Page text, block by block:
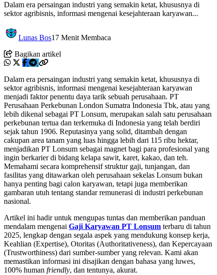
Dalam era persaingan industri yang semakin ketat, khususnya di
sektor agribisnis, informasi mengenai kesejahteraan karyawan...
Lunas Bos17 Menit Membaca
Bagikan artikel
Dalam era persaingan industri yang semakin ketat, khususnya di
sektor agribisnis, informasi mengenai kesejahteraan karyawan
menjadi faktor penentu daya tarik sebuah perusahaan. PT
Perusahaan Perkebunan London Sumatra Indonesia Tbk, atau yang
lebih dikenal sebagai PT Lonsum, merupakan salah satu perusahaan
perkebunan tertua dan terkemuka di Indonesia yang telah berdiri
sejak tahun 1906. Reputasinya yang solid, ditambah dengan
cakupan area tanam yang luas hingga lebih dari 115 ribu hektar,
menjadikan PT Lonsum sebagai magnet bagi para profesional yang
ingin berkarier di bidang kelapa sawit, karet, kakao, dan teh.
Memahami secara komprehensif struktur gaji, tunjangan, dan
fasilitas yang ditawarkan oleh perusahaan sekelas Lonsum bukan
hanya penting bagi calon karyawan, tetapi juga memberikan
gambaran utuh tentang standar remunerasi di industri perkebunan
nasional.
Artikel ini hadir untuk mengupas tuntas dan memberikan panduan
mendalam mengenai Gaji Karyawan PT Lonsum terbaru di tahun
2025, lengkap dengan segala aspek yang mendukung konsep kerja,
Keahlian (Expertise), Otoritas (Authoritativeness), dan Kepercayaan
(Trustworthiness) dari sumber-sumber yang relevan. Kami akan
memastikan informasi ini disajikan dengan bahasa yang luwes,
100% human friendly, dan tentunya, akurat.